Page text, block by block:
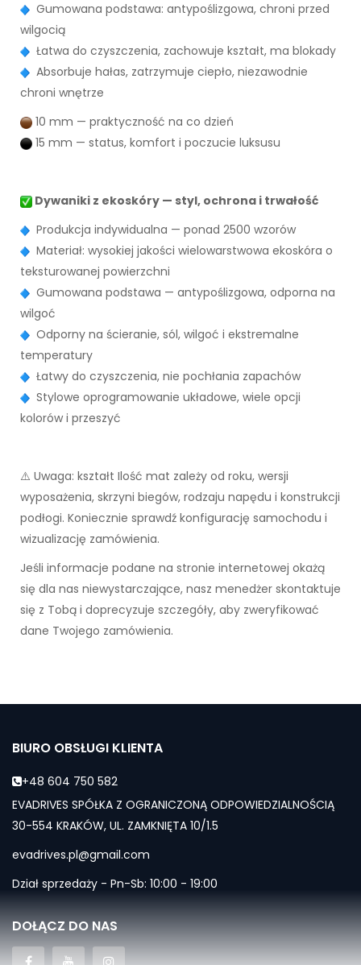
Gumowana podstawa: antypoślizgowa, chroni przed
wilgocią
Łatwa do czyszczenia, zachowuje kształt, ma blokady
Absorbuje hałas, zatrzymuje ciepło, niezawodnie
chroni wnętrze
10 mm — praktyczność na co dzień
15 mm — status, komfort i poczucie luksusu
Dywaniki z ekoskóry — styl, ochrona i trwałość
Produkcja indywidualna — ponad 2500 wzorów
Materiał: wysokiej jakości wielowarstwowa ekoskóra o
teksturowanej powierzchni
Gumowana podstawa — antypoślizgowa, odporna na
wilgoć
Odporny na ścieranie, sól, wilgoć i ekstremalne
temperatury
Łatwy do czyszczenia, nie pochłania zapachów
Stylowe oprogramowanie układowe, wiele opcji
kolorów i przeszyć
⚠️ Uwaga: kształt Ilość mat zależy od roku, wersji
wyposażenia, skrzyni biegów, rodzaju napędu i konstrukcji
podłogi. Koniecznie sprawdź konfigurację samochodu i
wizualizację zamówienia.
Jeśli informacje podane na stronie internetowej okażą
się dla nas niewystarczające, nasz menedżer skontaktuje
się z Tobą i doprecyzuje szczegóły, aby zweryfikować
dane Twojego zamówienia.
BIURO OBSŁUGI KLIENTA
+48 604 750 582
EVADRIVES SPÓŁKA Z OGRANICZONĄ ODPOWIEDZIALNOŚCIĄ
30-554 KRAKÓW, UL. ZAMKNIĘTA 10/1.5
evadrives.pl@gmail.com
Dział sprzedaży - Pn-Sb: 10:00 - 19:00
DOŁĄCZ DO NAS